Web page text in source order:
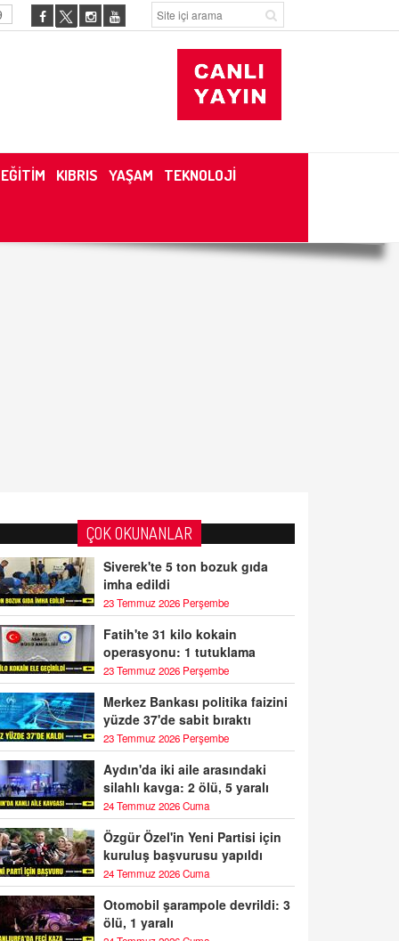
EĞİTİM KIBRIS YAŞAM TEKNOLOJİ
ÇOK OKUNANLAR
Siverek'te 5 ton bozuk gıda
imha edildi
23 Temmuz 2026 Perşembe
Fatih'te 31 kilo kokain
operasyonu: 1 tutuklama
23 Temmuz 2026 Perşembe
Merkez Bankası politika faizini
yüzde 37'de sabit bıraktı
23 Temmuz 2026 Perşembe
Aydın'da iki aile arasındaki
silahlı kavga: 2 ölü, 5 yaralı
24 Temmuz 2026 Cuma
Özgür Özel'in Yeni Partisi için
kuruluş başvurusu yapıldı
24 Temmuz 2026 Cuma
Otomobil şarampole devrildi: 3
ölü, 1 yaralı